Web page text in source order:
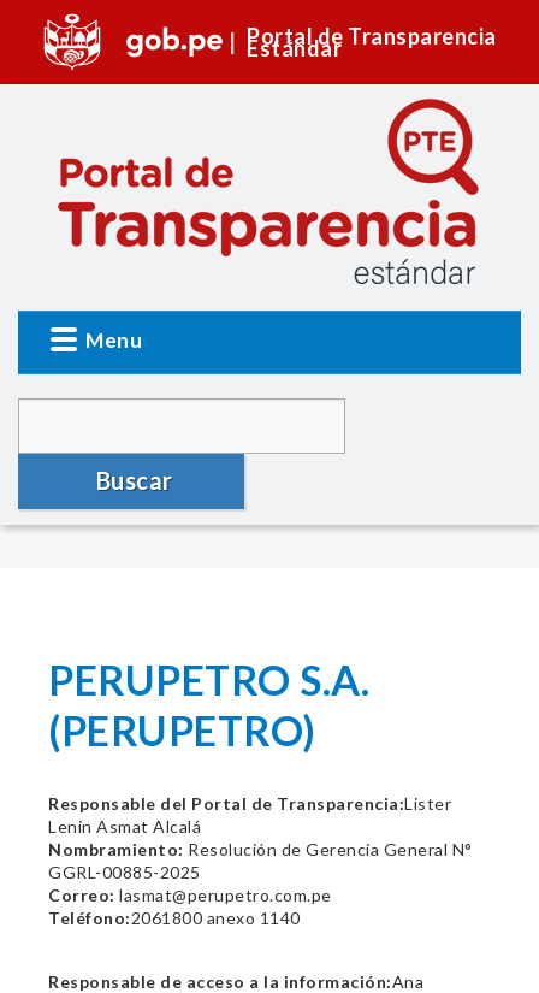
Portal de Transparencia
Estándar
Menu
Buscar
PERUPETRO S.A.
(PERUPETRO)
Responsable del Portal de Transparencia:Lister
Lenin Asmat Alcalá
Nombramiento: Resolución de Gerencia General N°
GGRL-00885-2025
Correo: lasmat@perupetro.com.pe
Teléfono:2061800 anexo 1140
Responsable de acceso a la información:Ana